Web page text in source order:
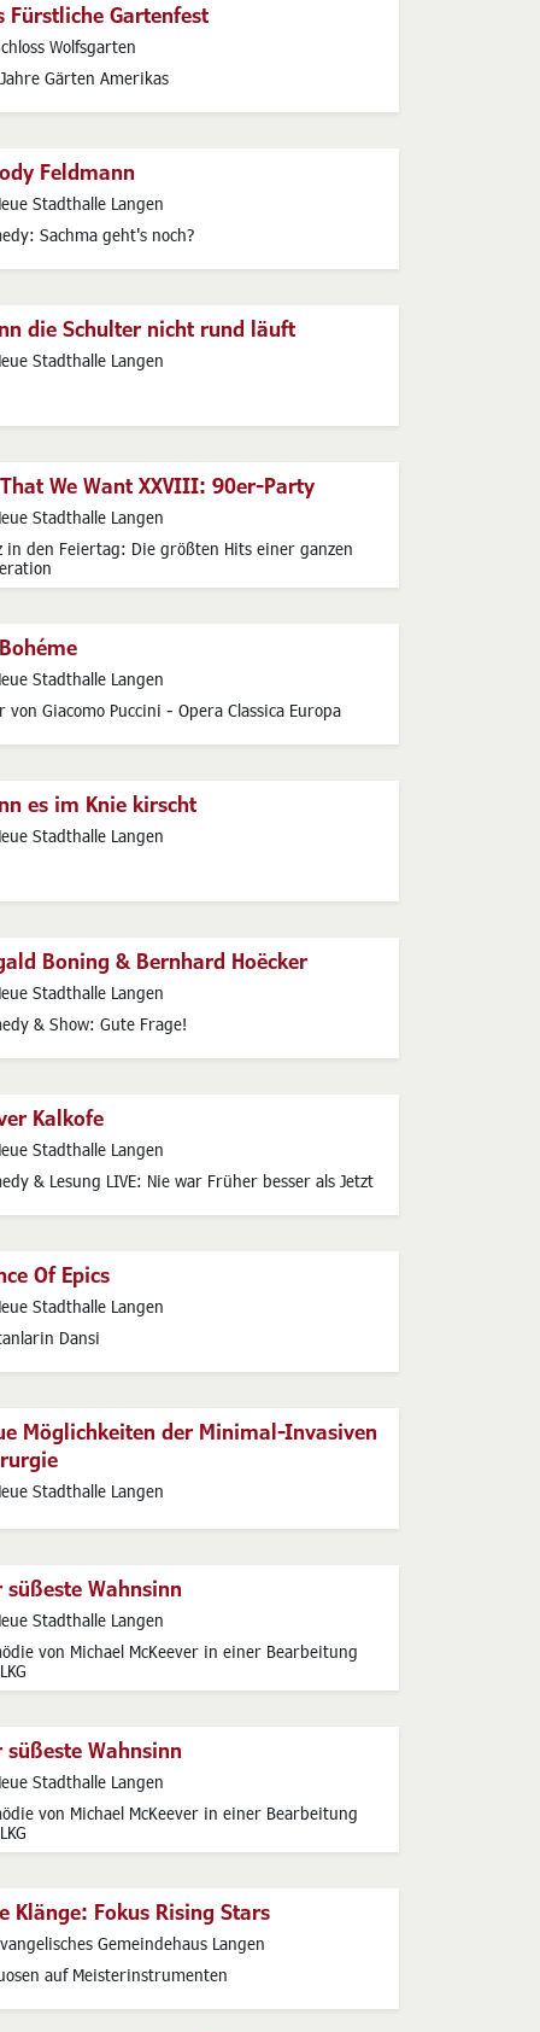
Fürstliche Gartenfest
Gärten Amerikas
Wolfsgarten
Feldmann
Sachma geht's noch?
Stadthalle Langen
die Schulter nicht rund läuft
Stadthalle Langen
We Want XXVIII: 90er-Party
in den Feiertag: Die größten Hits einer ganzen
Stadthalle Langen
von Giacomo Puccini - Opera Classica Europa
Stadthalle Langen
es im Knie kirscht
Stadthalle Langen
Boning & Bernhard Hoëcker
& Show: Gute Frage!
Stadthalle Langen
Kalkofe
& Lesung LIVE: Nie war Früher besser als Jetzt
Stadthalle Langen
Of Epics
Dansi
Stadthalle Langen
Möglichkeiten der Minimal-Invasiven
Stadthalle Langen
süßeste Wahnsinn
von Michael McKeever in einer Bearbeitung
Stadthalle Langen
süßeste Wahnsinn
von Michael McKeever in einer Bearbeitung
Stadthalle Langen
Klänge: Fokus Rising Stars
auf Meisterinstrumenten
Gemeindehaus Langen